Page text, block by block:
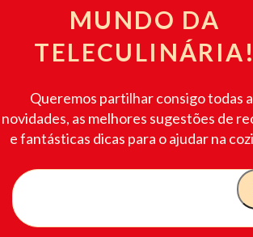
MUNDO DA
TELECULINÁRIA!
Queremos partilhar consigo todas
novidades, as melhores sugestões de
e fantásticas dicas para o ajudar na